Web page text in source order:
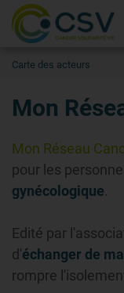
Carte des acteurs
Mon
Mon Réseau
pour les
gynécologique.
Edité par
d'échanger de
rompre